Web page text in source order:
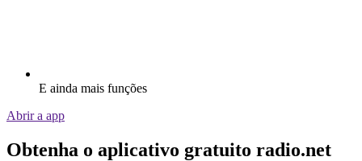
E ainda mais funções
Abrir a app
Obtenha o aplicativo gratuito radio.net